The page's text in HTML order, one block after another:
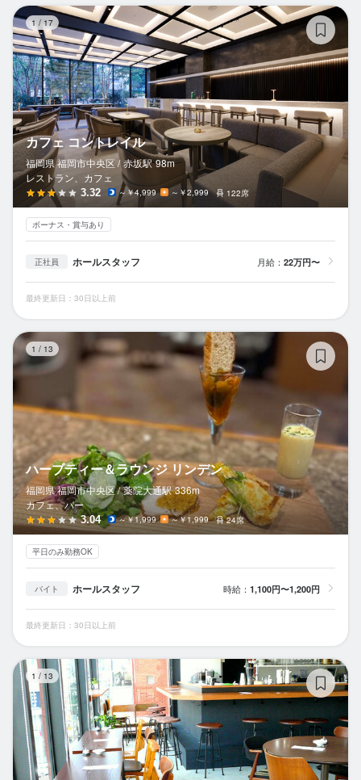
1 / 17
カフェ コントレイル
福岡県 福岡市中央区 / 赤坂駅 98m
レストラン、カフェ
3.32 ～￥4,999 ～￥2,999 122席
ボーナス・賞与あり
正社員 ホールスタッフ 月給： 22万円〜
最終更新日：30日以上前
1 / 13
ハーブティー＆ラウンジ リンデン
福岡県 福岡市中央区 / 薬院大通駅 336m
カフェ、バー
3.04 ～￥1,999 ～￥1,999 24席
平日のみ勤務OK
バイト ホールスタッフ 時給： 1,100円〜1,200円
最終更新日：30日以上前
1 / 13